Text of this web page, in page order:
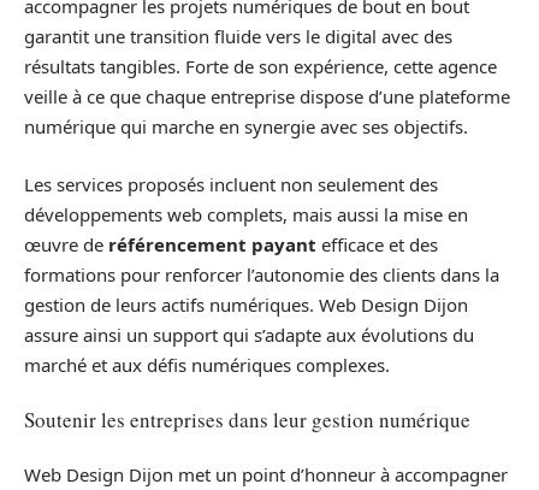
accompagner les projets numériques de bout en bout
garantit une transition fluide vers le digital avec des
résultats tangibles. Forte de son expérience, cette agence
veille à ce que chaque entreprise dispose d’une plateforme
numérique qui marche en synergie avec ses objectifs.
Les services proposés incluent non seulement des
développements web complets, mais aussi la mise en
œuvre de référencement payant efficace et des
formations pour renforcer l’autonomie des clients dans la
gestion de leurs actifs numériques. Web Design Dijon
assure ainsi un support qui s’adapte aux évolutions du
marché et aux défis numériques complexes.
Soutenir les entreprises dans leur gestion numérique
Web Design Dijon met un point d’honneur à accompagner